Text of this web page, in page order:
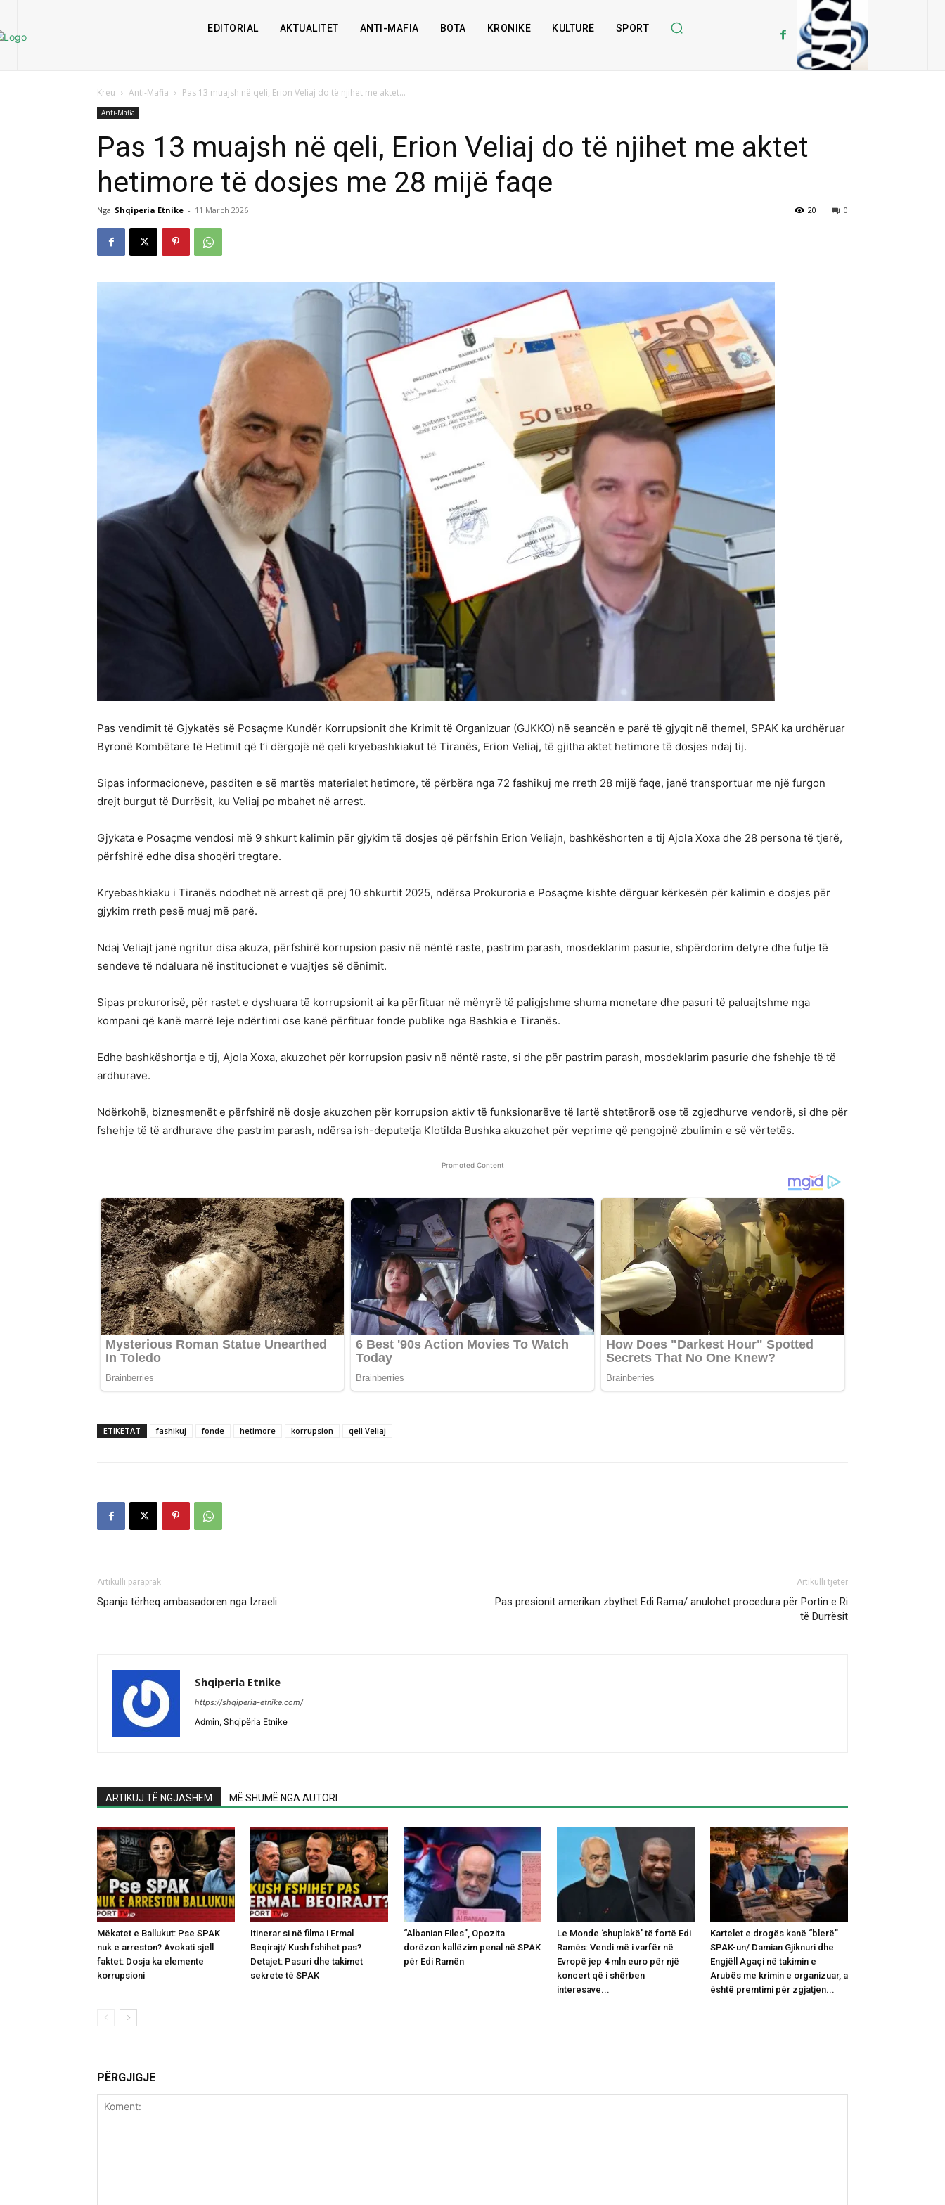
EDITORIAL AKTUALITET ANTI-MAFIA BOTA KRONIKË KULTURË SPORT
Kreu Anti-Mafia Pas 13 muajsh në qeli, Erion Veliaj do të njihet me aktet...
Anti-Mafia
Pas 13 muajsh në qeli, Erion Veliaj do të njihet me aktet
hetimore të dosjes me 28 mijë faqe
Nga Shqiperia Etnike - 11 March 2026 0
20
Pas vendimit të Gjykatës së Posaçme Kundër Korrupsionit dhe Krimit të Organizuar (GJKKO) në seancën e parë të gjyqit në themel, SPAK ka urdhëruar
Byronë Kombëtare të Hetimit që t’i dërgojë në qeli kryebashkiakut të Tiranës, Erion Veliaj, të gjitha aktet hetimore të dosjes ndaj tij.
Sipas informacioneve, pasditen e së martës materialet hetimore, të përbëra nga 72 fashikuj me rreth 28 mijë faqe, janë transportuar me një furgon
drejt burgut të Durrësit, ku Veliaj po mbahet në arrest.
Gjykata e Posaçme vendosi më 9 shkurt kalimin për gjykim të dosjes që përfshin Erion Veliajn, bashkëshorten e tij Ajola Xoxa dhe 28 persona të tjerë,
përfshirë edhe disa shoqëri tregtare.
Kryebashkiaku i Tiranës ndodhet në arrest që prej 10 shkurtit 2025, ndërsa Prokuroria e Posaçme kishte dërguar kërkesën për kalimin e dosjes për
gjykim rreth pesë muaj më parë.
Ndaj Veliajt janë ngritur disa akuza, përfshirë korrupsion pasiv në nëntë raste, pastrim parash, mosdeklarim pasurie, shpërdorim detyre dhe futje të
sendeve të ndaluara në institucionet e vuajtjes së dënimit.
Sipas prokurorisë, për rastet e dyshuara të korrupsionit ai ka përfituar në mënyrë të paligjshme shuma monetare dhe pasuri të paluajtshme nga
kompani që kanë marrë leje ndërtimi ose kanë përfituar fonde publike nga Bashkia e Tiranës.
Edhe bashkëshortja e tij, Ajola Xoxa, akuzohet për korrupsion pasiv në nëntë raste, si dhe për pastrim parash, mosdeklarim pasurie dhe fshehje të të
ardhurave.
Ndërkohë, biznesmenët e përfshirë në dosje akuzohen për korrupsion aktiv të funksionarëve të lartë shtetërorë ose të zgjedhurve vendorë, si dhe për
fshehje të të ardhurave dhe pastrim parash, ndërsa ish-deputetja Klotilda Bushka akuzohet për veprime që pengojnë zbulimin e së vërtetës.
Promoted Content
ETIKETAT fashikuj fonde hetimore korrupsion qeli Veliaj
Artikulli paraprak
Spanja tërheq ambasadoren nga Izraeli
Artikulli tjetër
Pas presionit amerikan zbythet Edi Rama/ anulohet procedura për Portin e Ri
të Durrësit
Shqiperia Etnike
https://shqiperia-etnike.com/
Admin, Shqipëria Etnike
ARTIKUJ TË NGJASHËM MË SHUMË NGA AUTORI
Mëkatet e Ballukut: Pse SPAK
nuk e arreston? Avokati sjell
faktet: Dosja ka elemente
korrupsioni
Itinerar si në filma i Ermal
Beqirajt/ Kush fshihet pas?
Detajet: Pasuri dhe takimet
sekrete të SPAK
“Albanian Files”, Opozita
dorëzon kallëzim penal në SPAK
për Edi Ramën
Le Monde ‘shuplakë’ të fortë Edi
Ramës: Vendi më i varfër në
Evropë jep 4 mln euro për një
koncert që i shërben
interesave...
Kartelet e drogës kanë “blerë”
SPAK-un/ Damian Gjiknuri dhe
Engjëll Agaçi në takimin e
Arubës me krimin e organizuar, a
është premtimi për zgjatjen...
PËRGJIGJE